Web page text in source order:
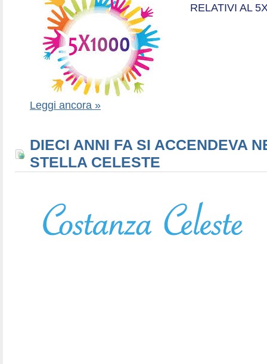
RELATIVI AL
Leggi ancora »
DIECI ANNI FA SI ACCENDEVA
STELLA CELESTE